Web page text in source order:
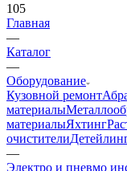
105
Главная
—
Каталог
—
Оборудование
Кузовной ремонт
материалы
материалыЯхтинг
очистители
—
Электро и пневмо